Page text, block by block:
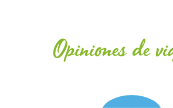
Opiniones de